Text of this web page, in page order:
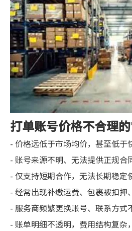
打单账号价格不合理
- 价格远低于市场均价，甚至低于
- 账号来源不明、无法提供正规合
- 仅支持短期合作，无法长期稳定
- 经常出现补缴运费、包裹被扣押
- 服务商频繁更换账号、联系方式
- 账单明细不透明，费用结构复杂